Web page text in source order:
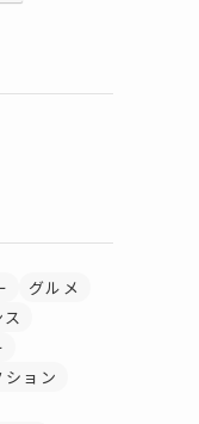
グルメ
ション